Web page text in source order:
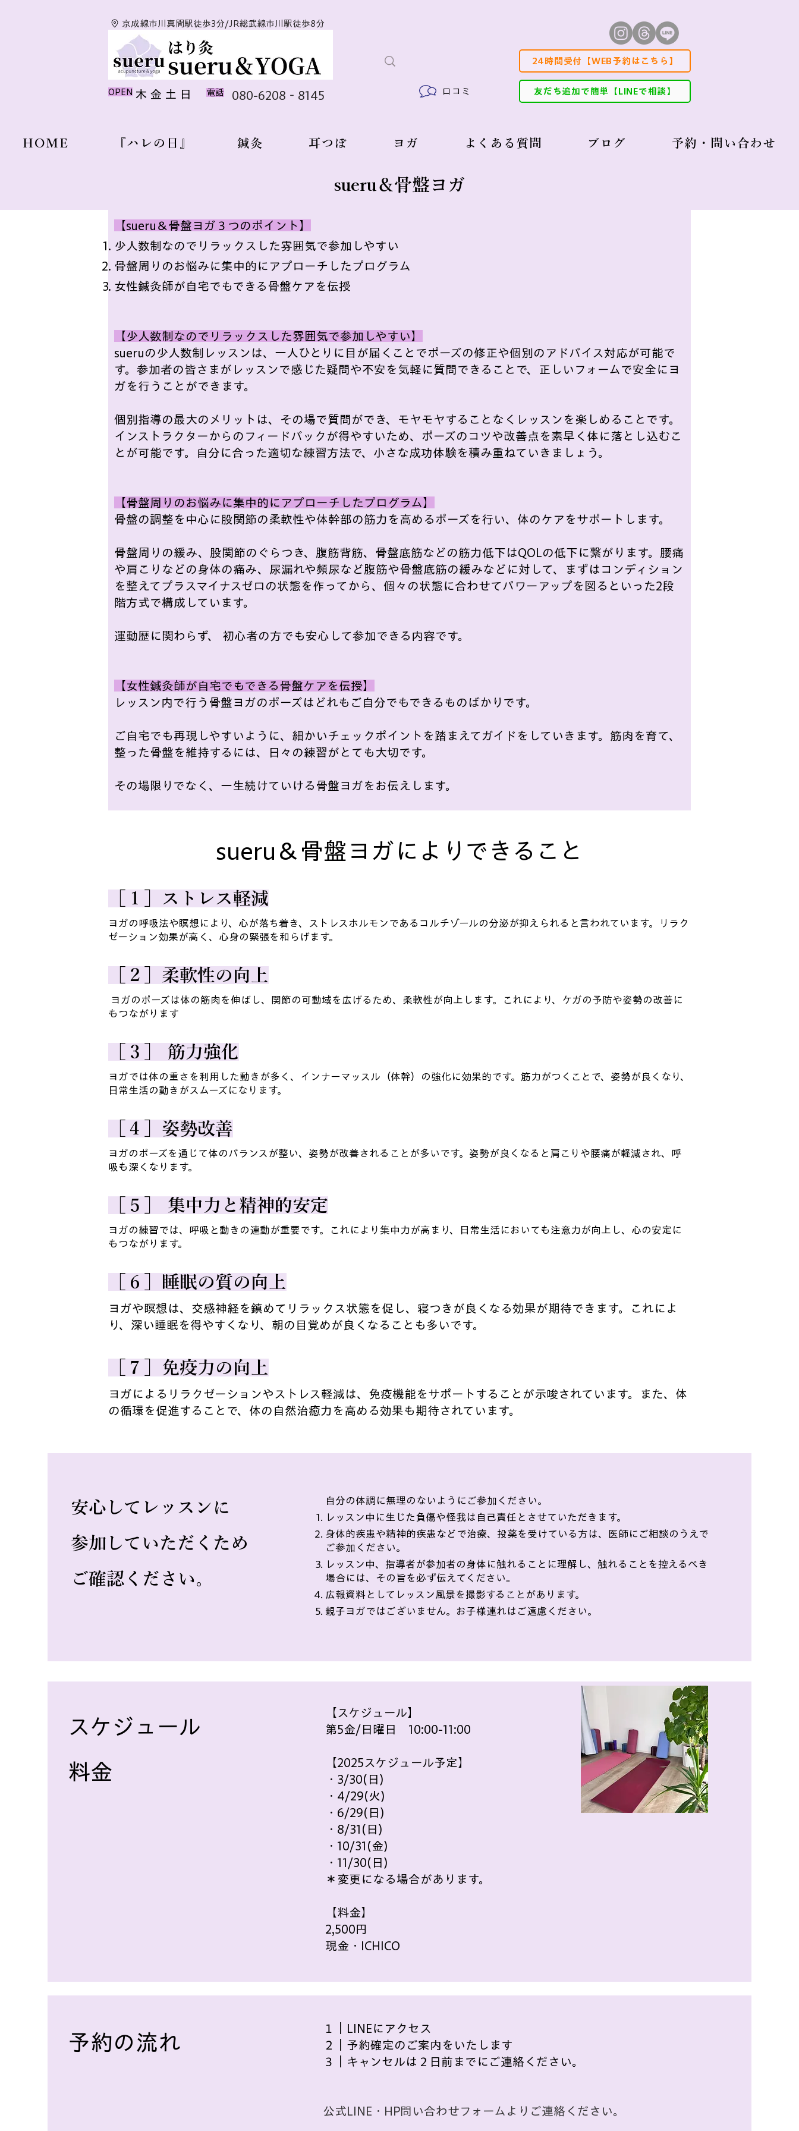
京成線市川真間駅徒歩3分/JR総武線市川駅徒歩8分
​OPEN ​木 金 土 日 ​電話 080-6208‐8145 口コミ
24時間受付【WEB予約はこちら】
友だち追加で簡単【LINEで相談】
HOME 『ハレの日』 鍼灸 耳つぼ ヨガ よくある質問 ブログ 予約・問い合わせ
sueru＆骨盤ヨガ
【sueru＆骨盤ヨガ３つのポイント】
少人数制なのでリラックスした雰囲気で参加しやすい
骨盤周りのお悩みに集中的にアプローチしたプログラム
女性鍼灸師が自宅でもできる骨盤ケアを伝授
【少人数制なのでリラックスした雰囲気で参加しやすい】
sueruの少人数制レッスンは、一人ひとりに目が届くことでポーズの修正や個別のアドバイス対応が可能で
す。参加者の皆さまがレッスンで感じた疑問や不安を気軽に質問できることで、正しいフォームで安全にヨ
ガを行うことができます。
個別指導の最大のメリットは、その場で質問ができ、モヤモヤすることなくレッスンを楽しめることです。
インストラクターからのフィードバックが得やすいため、ポーズのコツや改善点を素早く体に落とし込むこ
とが可能です。自分に合った適切な練習方法で、小さな成功体験を積み重ねていきましょう。
​【骨盤周りのお悩みに集中的にアプローチしたプログラム】​
骨盤の調整を中心に股関節の柔軟性や体幹部の筋力を高めるポーズを行い、体のケアをサポートします。
骨盤周りの緩み、股関節のぐらつき、腹筋背筋、骨盤底筋などの筋力低下はQOLの低下に繋がります。腰痛
や肩こりなどの身体の痛み、尿漏れや頻尿など腹筋や骨盤底筋の緩みなどに対して、まずはコンディション
を整えてプラスマイナスゼロの状態を作ってから、個々の状態に合わせてパワーアップを図るといった2段
階方式で構成しています。
運動歴に関わらず、 初心者の方でも安心して参加できる内容です。
【女性鍼灸師が自宅でもできる骨盤ケアを伝授】
レッスン内で行う骨盤ヨガのポーズはどれもご自分でもできるものばかりです。
ご自宅でも再現しやすいように、細かいチェックポイントを踏まえてガイドをしていきます。筋肉を育て、
整った骨盤を維持するには、日々の練習がとても大切です。
その場限りでなく、一生続けていける骨盤ヨガをお伝えします。
sueru＆骨盤ヨガによりできること
［１］ストレス軽減
ヨガの呼吸法や瞑想により、心が落ち着き、ストレスホルモンであるコルチゾールの分泌が抑えられると言われています。リラク
ゼーション効果が高く、心身の緊張を和らげます。
［２］柔軟性の向上
ヨガのポーズは体の筋肉を伸ばし、関節の可動域を広げるため、柔軟性が向上します。これにより、ケガの予防や姿勢の改善に
もつながります
［３］ 筋力強化
ヨガでは体の重さを利用した動きが多く、インナーマッスル（体幹）の強化に効果的です。筋力がつくことで、姿勢が良くなり、
日常生活の動きがスムーズになります。
［４］姿勢改善
ヨガのポーズを通じて体のバランスが整い、姿勢が改善されることが多いです。姿勢が良くなると肩こりや腰痛が軽減され、呼
吸も深くなります。
［５］ 集中力と精神的安定
ヨガの練習では、呼吸と動きの連動が重要です。これにより集中力が高まり、日常生活においても注意力が向上し、心の安定に
もつながります。
［６］睡眠の質の向上
​ヨガや瞑想は、交感神経を鎮めてリラックス状態を促し、寝つきが良くなる効果が期待できます。これによ
り、深い睡眠を得やすくなり、朝の目覚めが良くなることも多いです。
［７］免疫力の向上
ヨガによるリラクゼーションやストレス軽減は、免疫機能をサポートすることが示唆されています。また、体
の循環を促進することで、体の自然治癒力を高める効果も期待されています。
安心してレッスンに
参加していただくため
ご確認ください。
​自分の体調に無理のないようにご参加ください。
レッスン中に生じた負傷や怪我は自己責任とさせていただきます。
身体的疾患や精神的疾患などで治療、投薬を受けている方は、医師にご相談のうえで
ご参加ください。
レッスン中、指導者が参加者の身体に触れることに理解し、触れることを控えるべき
場合には、その旨を必ず伝えてください。
​広報資料としてレッスン風景を撮影することがあります。​
​親子ヨガではございません。お子様連れはご遠慮ください。
スケジュール
​料金
​【スケジュール】
第5金/日曜日 10:00-11:00
【2025スケジュール予定】
・3/30(日)
・4/29(火)
・6/29(日)
・8/31(日)
​・10/31(金)
・11/30(日)
＊変更になる場合があります。
【料金】
2,500円
​現金・ICHICO​
予約の流れ
​１｜LINEにアクセス
２｜予約確定のご案内をいたします
​３｜キャンセルは２日前までにご連絡ください。
公式LINE・HP問い合わせフォームよりご連絡ください。